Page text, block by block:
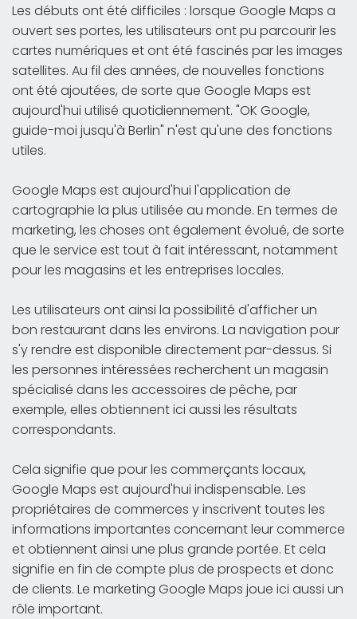
Les débuts ont été difficiles : lorsque Google Maps a
ouvert ses portes, les utilisateurs ont pu parcourir les
cartes numériques et ont été fascinés par les images
satellites. Au fil des années, de nouvelles fonctions
ont été ajoutées, de sorte que Google Maps est
aujourd'hui utilisé quotidiennement. "OK Google,
guide-moi jusqu'à Berlin" n'est qu'une des fonctions
utiles.
Google Maps est aujourd'hui l'application de
cartographie la plus utilisée au monde. En termes de
marketing, les choses ont également évolué, de sorte
que le service est tout à fait intéressant, notamment
pour les magasins et les entreprises locales.
Les utilisateurs ont ainsi la possibilité d'afficher un
bon restaurant dans les environs. La navigation pour
s'y rendre est disponible directement par-dessus. Si
les personnes intéressées recherchent un magasin
spécialisé dans les accessoires de pêche, par
exemple, elles obtiennent ici aussi les résultats
correspondants.
Cela signifie que pour les commerçants locaux,
Google Maps est aujourd'hui indispensable. Les
propriétaires de commerces y inscrivent toutes les
informations importantes concernant leur commerce
et obtiennent ainsi une plus grande portée. Et cela
signifie en fin de compte plus de prospects et donc
de clients. Le marketing Google Maps joue ici aussi un
rôle important.